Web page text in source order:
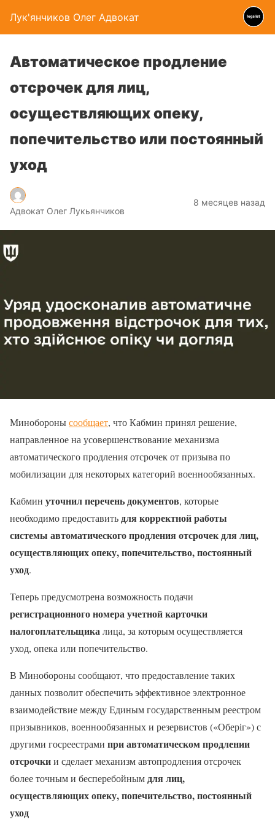
Лук'янчиков Олег Адвокат
Автоматическое продление
отсрочек для лиц,
осуществляющих опеку,
попечительство или постоянный
уход
Адвокат Олег Лукьянчиков
8 месяцев назад
Миноборонысообщает, что Кабмин принял решение,
направленное на усовершенствование механизма
автоматического продления отсрочек от призыва по
мобилизации для некоторых категорий военнообязанных.
Кабмин уточнил перечень документов, которые
необходимо предоставитьдля корректной работы
системы автоматического продления отсрочекдля лиц,
осуществляющих опеку, попечительство, постоянный
уход.
Теперь предусмотрена возможность подачи
регистрационного номера учетной карточки
налогоплательщикалица, за которым осуществляется
уход, опека или попечительство.
В Минобороны сообщают, что предоставление таких
данных позволит обеспечить эффективное электронное
взаимодействие между Единым государственным реестром
призывников, военнообязанных и резервистов («Оберіг») с
другими госреестрами при автоматическом продлении
отсрочкии сделает механизм автопродления отсрочек
более точным и бесперебойнымдля лиц,
осуществляющих опеку, попечительство, постоянный
уход